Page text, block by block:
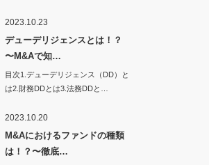
2023.10.23
デューデリジェンスとは！？
〜M&Aで知…
目次1.デューデリジェンス（DD）と
は2.財務DDとは3.法務DDと…
2023.10.20
M&Aにおけるファンドの種類
は！？〜徹底…